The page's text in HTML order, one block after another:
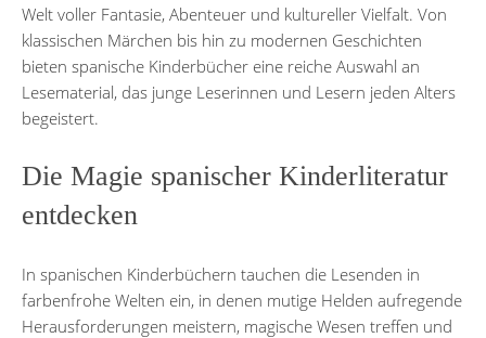
Welt voller Fantasie, Abenteuer und kultureller Vielfalt. Von
klassischen Märchen bis hin zu modernen Geschichten
bieten spanische Kinderbücher eine reiche Auswahl an
Lesematerial, das junge Leserinnen und Lesern jeden Alters
begeistert.
Die Magie spanischer Kinderliteratur
entdecken
In spanischen Kinderbüchern tauchen die Lesenden in
farbenfrohe Welten ein, in denen mutige Helden aufregende
Herausforderungen meistern, magische Wesen treffen und